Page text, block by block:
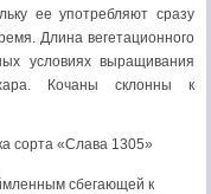
ее употребляют сразу
Длина вегетационного
условиях выращивания
Кочаны склонны к
сорта «Слава 1305»
сбегающей к